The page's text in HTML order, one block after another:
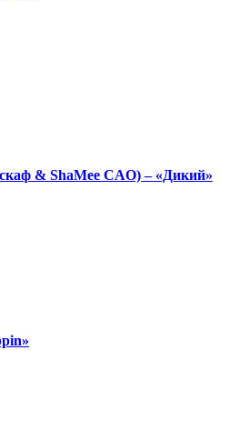
& ShaMee CAO) – «Дикий»